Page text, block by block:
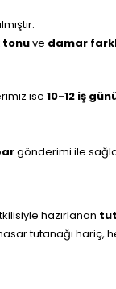
tonuve damar
ise 10-12 iş
gönderimi ile
hazırlanan
tutanağı hariç,